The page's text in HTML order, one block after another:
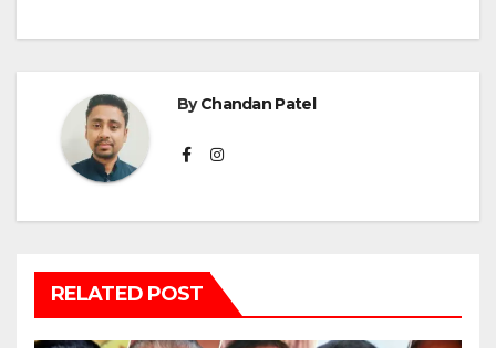
ByChandan Patel
RELATED POST